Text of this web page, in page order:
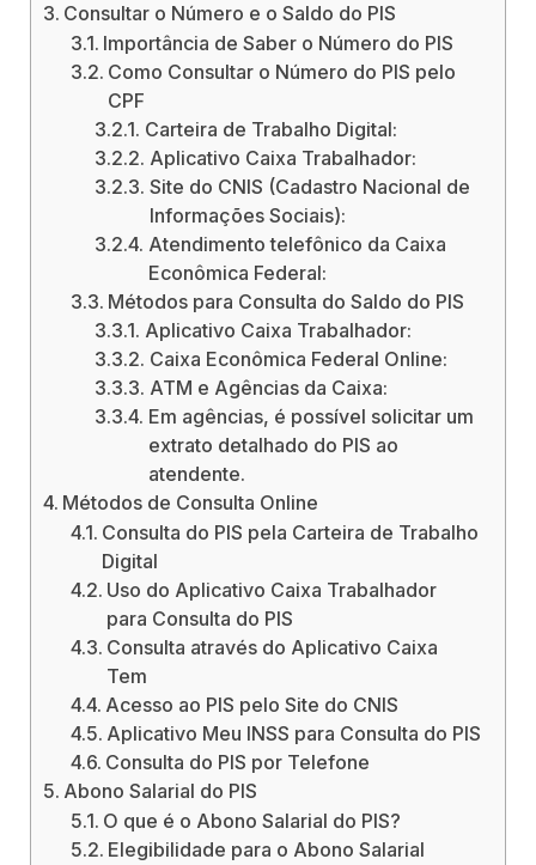
Consultar o Número e o Saldo do PIS
Importância de Saber o Número do PIS
Como Consultar o Número do PIS pelo
CPF
Carteira de Trabalho Digital:
Aplicativo Caixa Trabalhador:
Site do CNIS (Cadastro Nacional de
Informações Sociais):
Atendimento telefônico da Caixa
Econômica Federal:
Métodos para Consulta do Saldo do PIS
Aplicativo Caixa Trabalhador:
Caixa Econômica Federal Online:
ATM e Agências da Caixa:
Em agências, é possível solicitar um
extrato detalhado do PIS ao
atendente.
Métodos de Consulta Online
Consulta do PIS pela Carteira de Trabalho
Digital
Uso do Aplicativo Caixa Trabalhador
para Consulta do PIS
Consulta através do Aplicativo Caixa
Tem
Acesso ao PIS pelo Site do CNIS
Aplicativo Meu INSS para Consulta do PIS
Consulta do PIS por Telefone
Abono Salarial do PIS
O que é o Abono Salarial do PIS?
Elegibilidade para o Abono Salarial